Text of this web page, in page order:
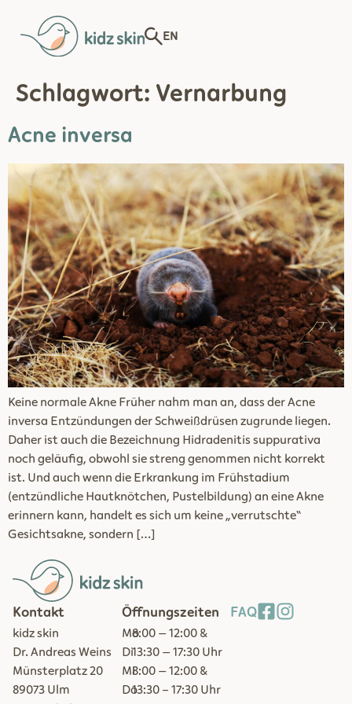
EN
Schlagwort: Vernarbung
Acne inversa
Keine normale Akne Früher nahm man an, dass der Acne
inversa Entzündungen der Schweißdrüsen zugrunde liegen.
Daher ist auch die Bezeichnung Hidradenitis suppurativa
noch geläufig, obwohl sie streng genommen nicht korrekt
ist. Und auch wenn die Erkrankung im Frühstadium
(entzündliche Hautknötchen, Pustelbildung) an eine Akne
erinnern kann, handelt es sich um keine „verrutschte“
Gesichtsakne, sondern […]
Kontakt
kidz skin
Dr. Andreas Weins
Münsterplatz 20
89073 Ulm
Öffnungszeiten
Mo
Di
Mi
Do
8:00 – 12:00 &
13:30 – 17:30 Uhr
8:00 – 12:00 &
13:30 - 17:30 Uhr
FAQ